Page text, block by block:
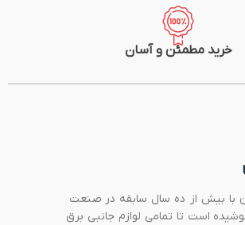
خرید مطمئن و آسان
با بیش از ده سال سابقه در صنعت
است تا تمامی لوازم جانبی برق